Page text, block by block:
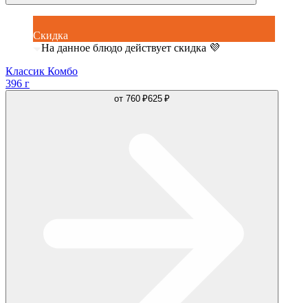
Скидка
На данное блюдо действует скидка 💜
Классик Комбо
396 г
от 760 ₽625 ₽